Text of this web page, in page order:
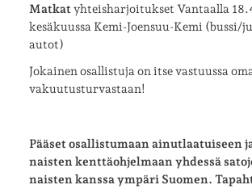
Matkat yhteisharjoitukset Vantaalla
kesäkuussa Kemi-Joensuu-Kemi (bussi/
autot)
Jokainen osallistuja on itse vastuussa
vakuutusturvastaan!
Pääset osallistumaan ainutlaatuiseen
naisten kenttäohjelmaan yhdessä
naisten kanssa ympäri Suomen.